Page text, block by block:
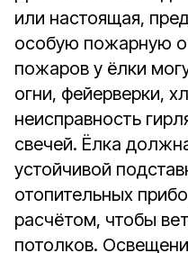
или настоящая,
особую пожарную
пожаров у ёлки
огни, фейерверки,
неисправность
свечей. Ёлка
устойчивой
отопительных
расчётом, чтобы
потолков.